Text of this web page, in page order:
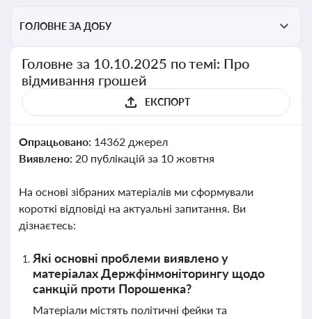
ГОЛОВНЕ ЗА ДОБУ
Головне за 10.10.2025 по темі: Про
відмивання грошей
ЕКСПОРТ
Опрацьовано: 14362 джерел
Виявлено: 20 публікацій за 10 жовтня
На основі зібраних матеріалів ми сформували
короткі відповіді на актуальні запитання. Ви
дізнаєтесь:
Які основні проблеми виявлено у
матеріалах Держфінмоніторингу щодо
санкцій проти Порошенка?
Матеріали містять політичні фейки та